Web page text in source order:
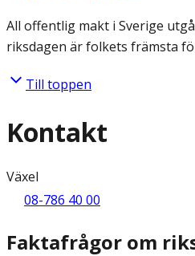
All offentlig makt i Sverige
riksdagen är folkets främsta
Till toppen
Kontakt
Växel
08-786 40 00
Faktafrågor om